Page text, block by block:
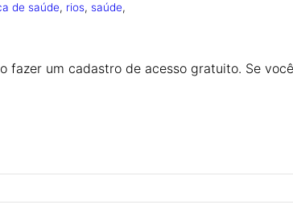
de saúde, rios, saúde
fazer um cadastro de acesso gratuito. Se